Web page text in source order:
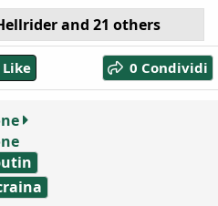
and 21 others
Like 0 Condividi